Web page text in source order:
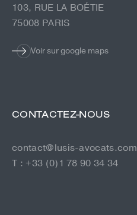
103, RUE LA BOÉTIE
75008 PARIS
Voir sur google maps
CONTACTEZ-NOUS
contact@lusis-avocats.com
T : +33 (0)1 78 90 34 34